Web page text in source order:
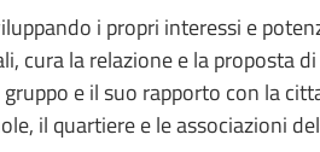
i propri interessi e
cura la relazione e la proposta
e il suo rapporto con la
il quartiere e le associazioni